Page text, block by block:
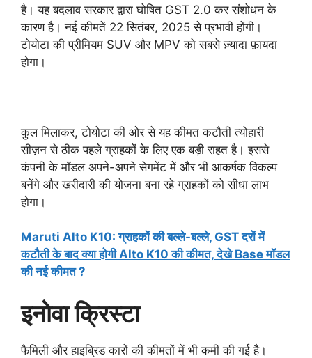
है। यह बदलाव सरकार द्वारा घोषित GST 2.0 कर संशोधन के
कारण है। नई कीमतें 22 सितंबर, 2025 से प्रभावी होंगी।
टोयोटा की प्रीमियम SUV और MPV को सबसे ज़्यादा फ़ायदा
होगा।
कुल मिलाकर, टोयोटा की ओर से यह कीमत कटौती त्योहारी
सीज़न से ठीक पहले ग्राहकों के लिए एक बड़ी राहत है। इससे
कंपनी के मॉडल अपने-अपने सेगमेंट में और भी आकर्षक विकल्प
बनेंगे और खरीदारी की योजना बना रहे ग्राहकों को सीधा लाभ
होगा।
Maruti Alto K10: ग्राहकों की बल्ले-बल्ले, GST दरों में
कटौती के बाद क्या होगी Alto K10 की कीमत, देखे Base मॉडल
की नई कीमत ?
इनोवा क्रिस्टा
फैमिली और हाइब्रिड कारों की कीमतों में भी कमी की गई है।